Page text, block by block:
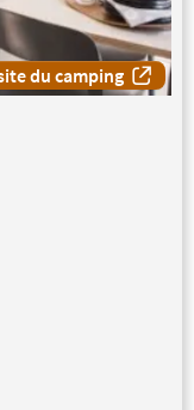
du camping